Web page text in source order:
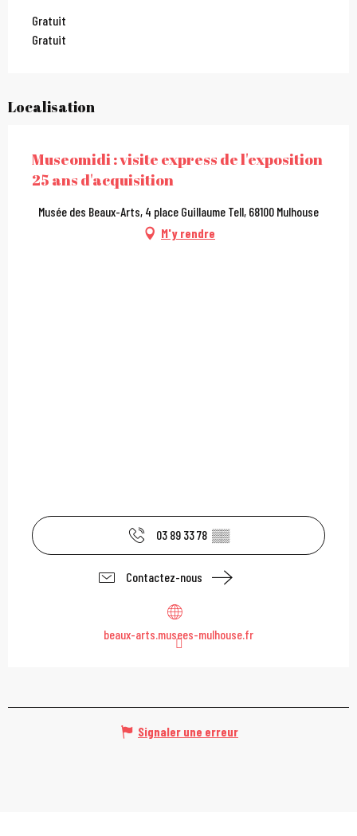
Gratuit
Gratuit
Localisation
Museomidi : visite express de l'exposition
25 ans d'acquisition
Musée des Beaux-Arts, 4 place Guillaume Tell, 68100 Mulhouse
M'y rendre
03 89 33 78 ▒▒
Contactez-nous
beaux-arts.musees-mulhouse.fr
Signaler une erreur